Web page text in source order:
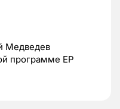
Медведев
программе ЕР